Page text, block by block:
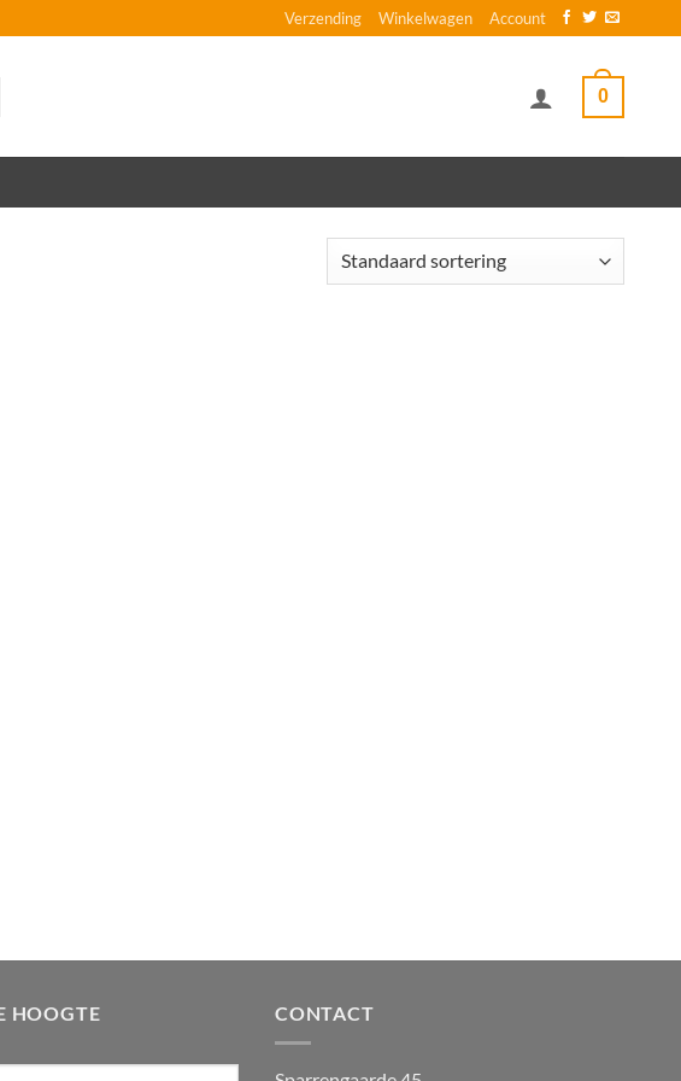
Verzending Winkelwagen Account
0
HOOGTE CONTACT